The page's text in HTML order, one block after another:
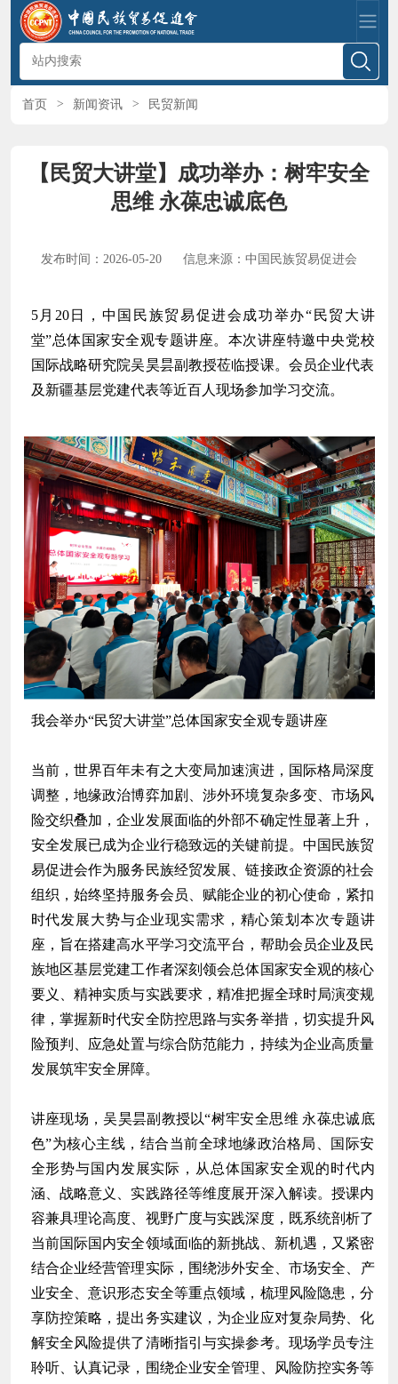
首页 > 新闻资讯 > 民贸新闻
【民贸大讲堂】成功举办：树牢安全
思维 永葆忠诚底色
发布时间：2026-05-20 信息来源：中国民族贸易促进会
5月20日，中国民族贸易促进会成功举办“民贸大讲
堂”总体国家安全观专题讲座。本次讲座特邀中央党校
国际战略研究院吴昊昙副教授莅临授课。会员企业代表
及新疆基层党建代表等近百人现场参加学习交流。
我会举办“民贸大讲堂”总体国家安全观专题讲座
当前，世界百年未有之大变局加速演进，国际格局深度
调整，地缘政治博弈加剧、涉外环境复杂多变、市场风
险交织叠加，企业发展面临的外部不确定性显著上升，
安全发展已成为企业行稳致远的关键前提。中国民族贸
易促进会作为服务民族经贸发展、链接政企资源的社会
组织，始终坚持服务会员、赋能企业的初心使命，紧扣
时代发展大势与企业现实需求，精心策划本次专题讲
座，旨在搭建高水平学习交流平台，帮助会员企业及民
族地区基层党建工作者深刻领会总体国家安全观的核心
要义、精神实质与实践要求，精准把握全球时局演变规
律，掌握新时代安全防控思路与实务举措，切实提升风
险预判、应急处置与综合防范能力，持续为企业高质量
发展筑牢安全屏障。
讲座现场，吴昊昙副教授以“树牢安全思维 永葆忠诚底
色”为核心主线，结合当前全球地缘政治格局、国际安
全形势与国内发展实际，从总体国家安全观的时代内
涵、战略意义、实践路径等维度展开深入解读。授课内
容兼具理论高度、视野广度与实践深度，既系统剖析了
当前国际国内安全领域面临的新挑战、新机遇，又紧密
结合企业经营管理实际，围绕涉外安全 、市场安全、产
业安全、意识形态安全等重点领域，梳理风险隐患，分
享防控策略，提出务实建议，为企业应对复杂局势、化
解安全风险提供了清晰指引与实操参考。现场学员专注
聆听、认真记录，围绕企业安全管理、风险防控实务等